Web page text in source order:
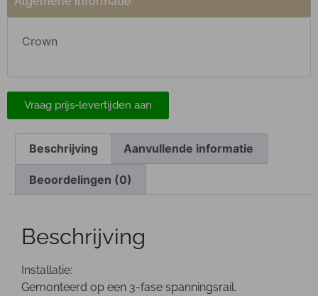
Crown
Vraag prijs-levertijden aan
Beschrijving Aanvullende informatie
Beoordelingen (0)
Beschrijving
Installatie:
Gemonteerd op een 3-fase spanningsrail.